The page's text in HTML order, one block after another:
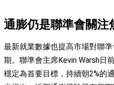
通膨仍是聯準會關注
最新就業數據也提高市場對聯
期。聯準會主席Kevin Warsh日
穩定為首要目標，持續朝2%的